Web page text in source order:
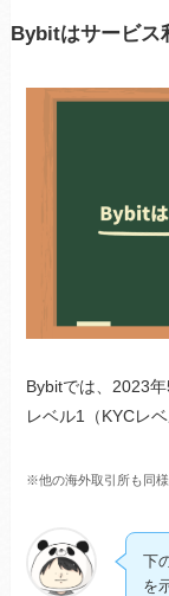
Bybitはサービス
Bybitでは、2023
レベル1（KYCレ
※他の海外取引所も同様
下
を